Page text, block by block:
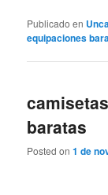
Publicado en
equipaciones
baratas
Posted on1 de